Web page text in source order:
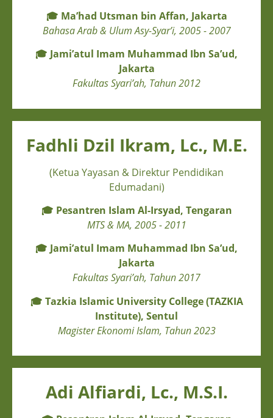
🎓 Ma’had Utsman bin Affan, Jakarta
Bahasa Arab & Ulum Asy-Syar’i, 2005 - 2007
🎓 Jami’atul Imam Muhammad Ibn Sa’ud,
Jakarta
Fakultas Syari’ah, Tahun 2012
Fadhli Dzil Ikram, Lc., M.E.
(Ketua Yayasan & Direktur Pendidikan
Edumadani)
🎓 Pesantren Islam Al-Irsyad, Tengaran
MTS & MA, 2005 - 2011
🎓 Jami’atul Imam Muhammad Ibn Sa’ud,
Jakarta
Fakultas Syari’ah, Tahun 2017
🎓 Tazkia Islamic University College (TAZKIA
Institute), Sentul
Magister Ekonomi Islam, Tahun 2023
Adi Alfiardi, Lc., M.S.I.